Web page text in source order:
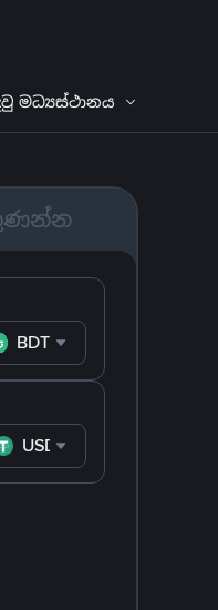
මධ්‍යස්ථානය
BDT
USDT